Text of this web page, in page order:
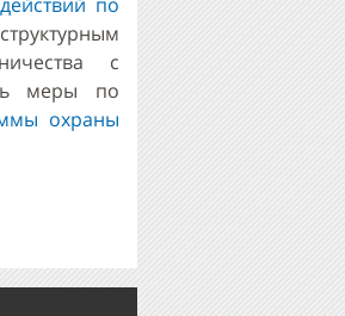
с
меры по
охраны